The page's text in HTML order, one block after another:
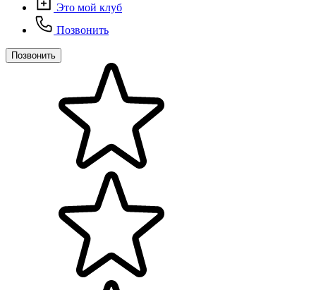
Это мой клуб
Позвонить
Позвонить